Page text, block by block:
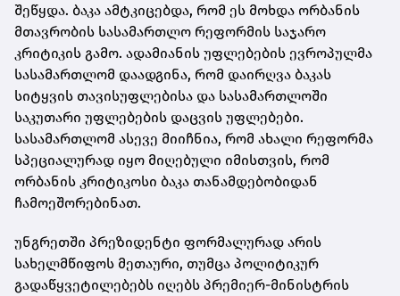
შეწყდა. ბაკა ამტკიცებდა, რომ ეს მოხდა ორბანის
მთავრობის სასამართლო რეფორმის საჯარო
კრიტიკის გამო. ადამიანის უფლებების ევროპულმა
სასამართლომ დაადგინა, რომ დაირღვა ბაკას
სიტყვის თავისუფლებისა და სასამართლოში
საკუთარი უფლებების დაცვის უფლებები.
სასამართლომ ასევე მიიჩნია, რომ ახალი რეფორმა
სპეციალურად იყო მიღებული იმისთვის, რომ
ორბანის კრიტიკოსი ბაკა თანამდებობიდან
ჩამოეშორებინათ.
უნგრეთში პრეზიდენტი ფორმალურად არის
სახელმწიფოს მეთაური, თუმცა პოლიტიკურ
გადაწყვეტილებებს იღებს პრემიერ-მინისტრის